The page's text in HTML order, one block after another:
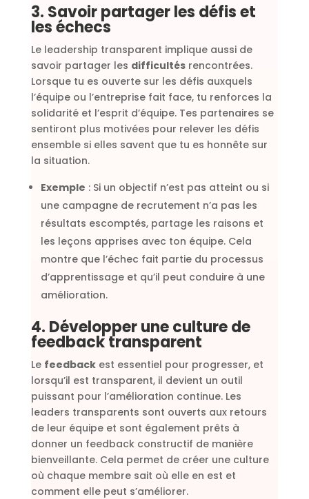
3. Savoir partager les défis et
les échecs
Le leadership transparent implique aussi de
savoir partager les difficultésrencontrées.
Lorsque tu es ouverte sur les défis auxquels
l’équipe ou l’entreprise fait face, tu renforces la
solidarité et l’esprit d’équipe. Tes partenaires se
sentiront plus motivées pour relever les défis
ensemble si elles savent que tu es honnête sur
la situation.
Exemple : Si un objectif n’est pas atteint ou si
une campagne de recrutement n’a pas les
résultats escomptés, partage les raisons et
les leçons apprises avec ton équipe. Cela
montre que l’échec fait partie du processus
d’apprentissage et qu’il peut conduire à une
amélioration.
4. Développer une culture de
feedback transparent
Le feedbackest essentiel pour progresser, et
lorsqu’il est transparent, il devient un outil
puissant pour l’amélioration continue. Les
leaders transparents sont ouverts aux retours
de leur équipe et sont également prêts à
donner un feedback constructif de manière
bienveillante. Cela permet de créer une culture
où chaque membre sait où elle en est et
comment elle peut s’améliorer.